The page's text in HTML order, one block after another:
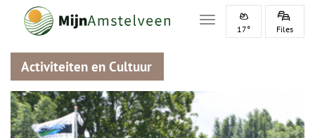
Toggle navigation
17° Files
Activiteiten en Cultuur